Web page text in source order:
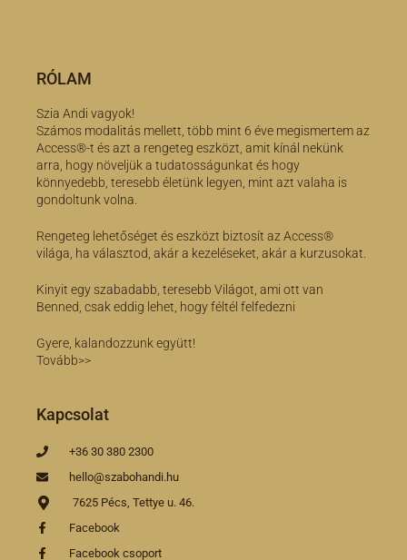
RÓLAM
Szia Andi vagyok!
Számos modalitás mellett, több mint 6 éve megismertem az
Access®-t és azt a rengeteg eszközt, amit kínál nekünk
arra, hogy növeljük a tudatosságunkat és hogy
könnyedebb, teresebb életünk legyen, mint azt valaha is
gondoltunk volna.
Rengeteg lehetőséget és eszközt biztosít az Access®
világa, ha választod, akár a kezeléseket, akár a kurzusokat.
Kinyit egy szabadabb, teresebb Világot, ami ott van
Benned, csak eddig lehet, hogy féltél felfedezni
Gyere, kalandozzunk együtt!
Tovább>>
Kapcsolat
+36 30 380 2300
hello@szabohandi.hu
7625 Pécs, Tettye u. 46.
Facebook
Facebook csoport